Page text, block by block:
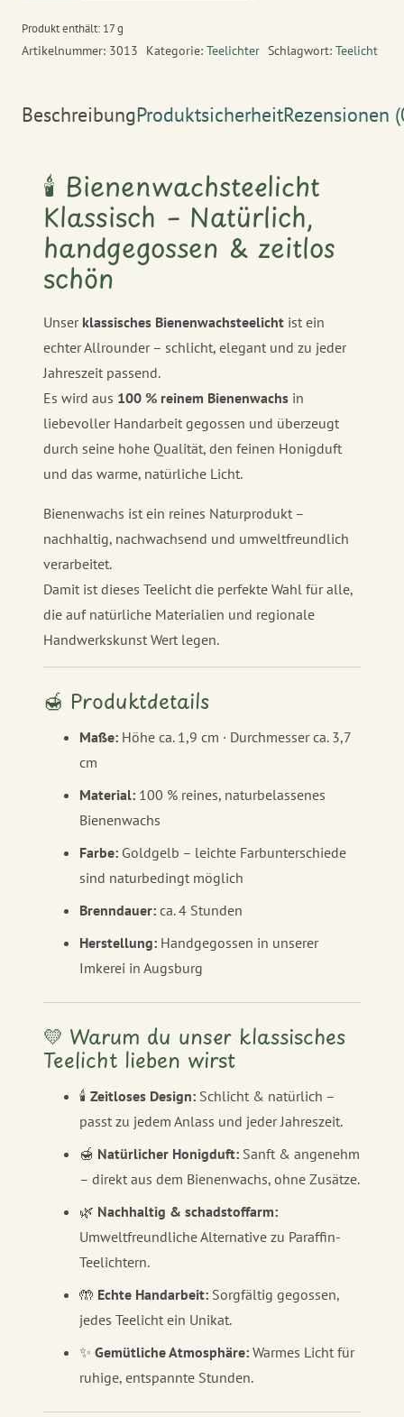
Produkt enthält: 17g
Artikelnummer: 3013 Kategorie: Teelichter Schlagwort: Teelicht
BeschreibungProduktsicherheitRezensionen
🕯️ Bienenwachsteelicht
Klassisch – Natürlich,
handgegossen & zeitlos
schön
Unser klassisches Bienenwachsteelicht ist ein
echter Allrounder – schlicht, elegant und zu jeder
Jahreszeit passend.
Es wird aus 100 % reinem Bienenwachs in
liebevoller Handarbeit gegossen und überzeugt
durch seine hohe Qualität, den feinen Honigduft
und das warme, natürliche Licht.
Bienenwachs ist ein reines Naturprodukt –
nachhaltig, nachwachsend und umweltfreundlich
verarbeitet.
Damit ist dieses Teelicht die perfekte Wahl für alle,
die auf natürliche Materialien und regionale
Handwerkskunst Wert legen.
🍯 Produktdetails
Maße: Höhe ca. 1,9 cm · Durchmesser ca. 3,7
cm
Material: 100 % reines, naturbelassenes
Bienenwachs
Farbe: Goldgelb – leichte Farbunterschiede
sind naturbedingt möglich
Brenndauer: ca. 4 Stunden
Herstellung: Handgegossen in unserer
Imkerei in Augsburg
💛 Warum du unser klassisches
Teelicht lieben wirst
🕯️ Zeitloses Design: Schlicht & natürlich –
passt zu jedem Anlass und jeder Jahreszeit.
🍯 Natürlicher Honigduft: Sanft & angenehm
– direkt aus dem Bienenwachs, ohne Zusätze.
🌿 Nachhaltig & schadstoffarm:
Umweltfreundliche Alternative zu Paraffin-
Teelichtern.
🤲 Echte Handarbeit: Sorgfältig gegossen,
jedes Teelicht ein Unikat.
✨ Gemütliche Atmosphäre: Warmes Licht für
ruhige, entspannte Stunden.